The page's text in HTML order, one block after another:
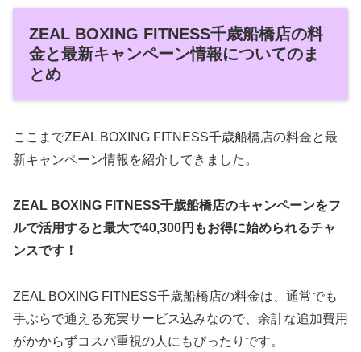
ZEAL BOXING FITNESS千歳船橋店の料
金と最新キャンペーン情報についてのま
とめ
ここまでZEAL BOXING FITNESS千歳船橋店の料金と最
新キャンペーン情報を紹介してきました。
ZEAL BOXING FITNESS千歳船橋店のキャンペーンをフ
ルで活用すると最大で40,300円もお得に始められるチャ
ンスです！
ZEAL BOXING FITNESS千歳船橋店の料金は、通常でも
手ぶらで通える充実サービス込みなので、余計な追加費用
がかからずコスパ重視の人にもぴったりです。